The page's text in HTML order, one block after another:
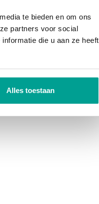
te bieden en om ons
partners voor social
die u aan ze heeft
Alles toestaan